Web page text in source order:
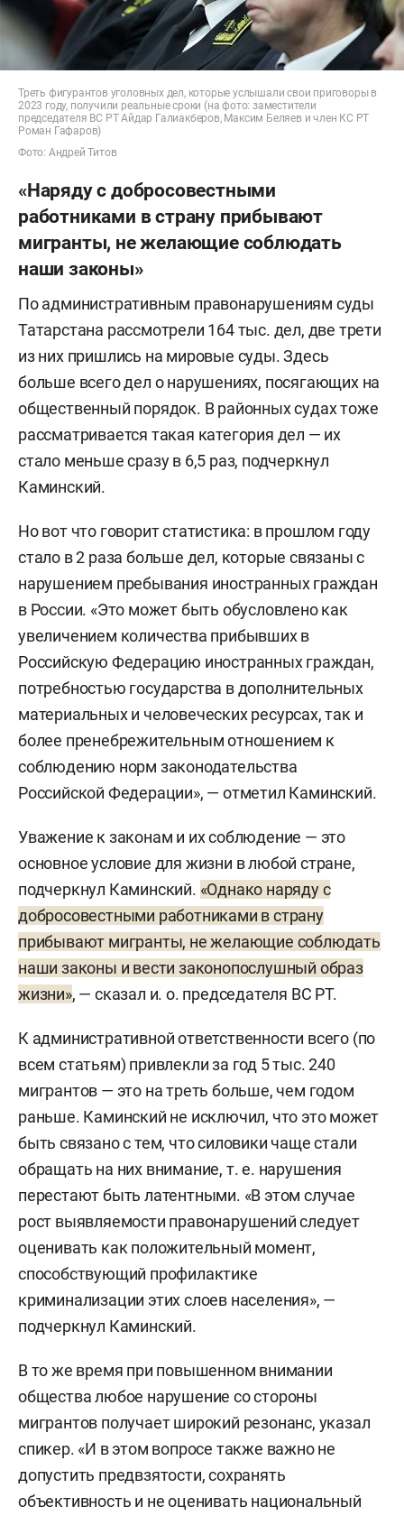
Треть фигурантов уголовных дел, которые услышали свои приговоры в
2023 году, получили реальные сроки (на фото: заместители
председателя ВС РТ Айдар Галиакберов, Максим Беляев и член КС РТ
Роман Гафаров)
Фото: Андрей Титов
«Наряду с добросовестными
работниками в страну прибывают
мигранты, не желающие соблюдать
наши законы»
По административным правонарушениям суды
Татарстана рассмотрели 164 тыс. дел, две трети
из них пришлись на мировые суды. Здесь
больше всего дел о нарушениях, посягающих на
общественный порядок. В районных судах тоже
рассматривается такая категория дел — их
стало меньше сразу в 6,5 раз, подчеркнул
Каминский.
Но вот что говорит статистика: в прошлом году
стало в 2 раза больше дел, которые связаны с
нарушением пребывания иностранных граждан
в России. «Это может быть обусловлено как
увеличением количества прибывших в
Российскую Федерацию иностранных граждан,
потребностью государства в дополнительных
материальных и человеческих ресурсах, так и
более пренебрежительным отношением к
соблюдению норм законодательства
Российской Федерации», — отметил Каминский.
Уважение к законам и их соблюдение — это
основное условие для жизни в любой стране,
подчеркнул Каминский. «Однако наряду с
добросовестными работниками в страну
прибывают мигранты, не желающие соблюдать
наши законы и вести законопослушный образ
жизни», — сказал и. о. председателя ВС РТ.
К административной ответственности всего (по
всем статьям) привлекли за год 5 тыс. 240
мигрантов — это на треть больше, чем годом
раньше. Каминский не исключил, что это может
быть связано с тем, что силовики чаще стали
обращать на них внимание, т. е. нарушения
перестают быть латентными. «В этом случае
рост выявляемости правонарушений следует
оценивать как положительный момент,
способствующий профилактике
криминализации этих слоев населения», —
подчеркнул Каминский.
В то же время при повышенном внимании
общества любое нарушение со стороны
мигрантов получает широкий резонанс, указал
спикер. «И в этом вопросе также важно не
допустить предвзятости, сохранять
объективность и не оценивать национальный